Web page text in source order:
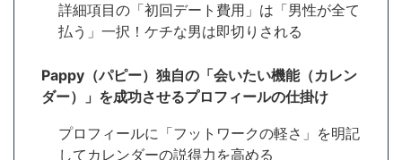
詳細項目の「初回デート費用」は「男性が全て
払う」一択！ケチな男は即切りされる
Pappy（パピー）独自の「会いたい機能（カレン
ダー）」を成功させるプロフィールの仕掛け
プロフィールに「フットワークの軽さ」を明記
してカレンダーの説得力を高める